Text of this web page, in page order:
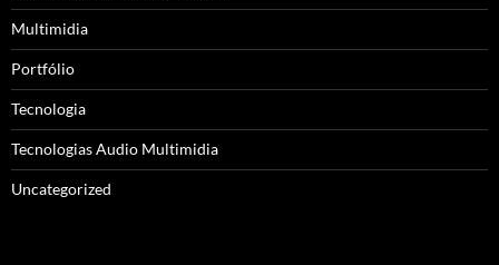
Multimidia
Portfólio
Tecnologia
Tecnologias Audio Multimidia
Uncategorized